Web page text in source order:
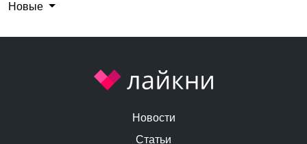
Новые
Новости
Статьи